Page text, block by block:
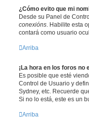
¿Cómo evito que mi
Desde su Panel de
conexións . Habilite esta
contará como usuario
Arriba
¡La hora en los foros no
Es posible que esté
Control de Usuario y
Sydney, etc. Recuerde
Si no lo está, este es un
Arriba